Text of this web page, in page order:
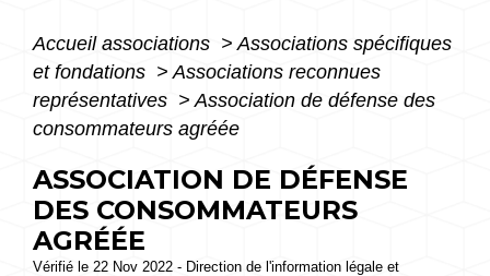
Accueil associations > Associations spécifiques
et fondations > Associations reconnues
représentatives > Association de défense des
consommateurs agréée
ASSOCIATION DE DÉFENSE
DES CONSOMMATEURS
AGRÉÉE
Vérifié le 22 Nov 2022 - Direction de l'information légale et